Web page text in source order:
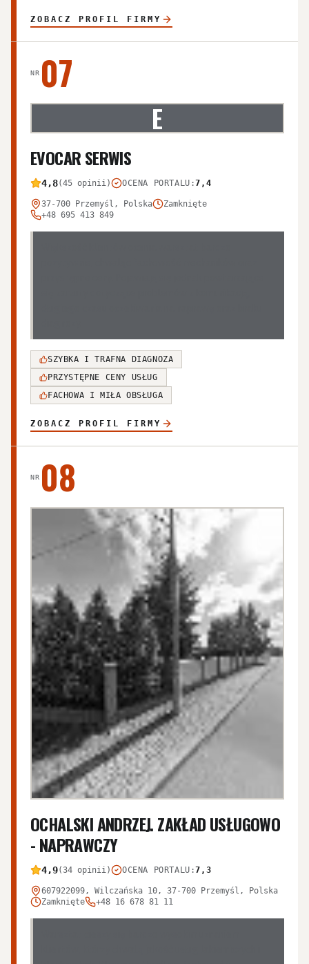
ZOBACZ PROFIL FIRMY
NR 07
E
EVOCAR SERWIS
4,8(45 opinii) OCENA PORTALU :7,4
37-700 Przemyśl, Polska
Zamknięte
+48 695 413 849
SZYBKA I TRAFNA DIAGNOZA
PRZYSTĘPNE CENY USŁUG
FACHOWA I MIŁA OBSŁUGA
ZOBACZ PROFIL FIRMY
NR 08
OCHALSKI ANDRZEJ. ZAKŁAD USŁUGOWO
- NAPRAWCZY
4,9(34 opinii) OCENA PORTALU :7,3
607922099, Wilczańska 10, 37-700 Przemyśl, Polska
Zamknięte
+48 16 678 81 11